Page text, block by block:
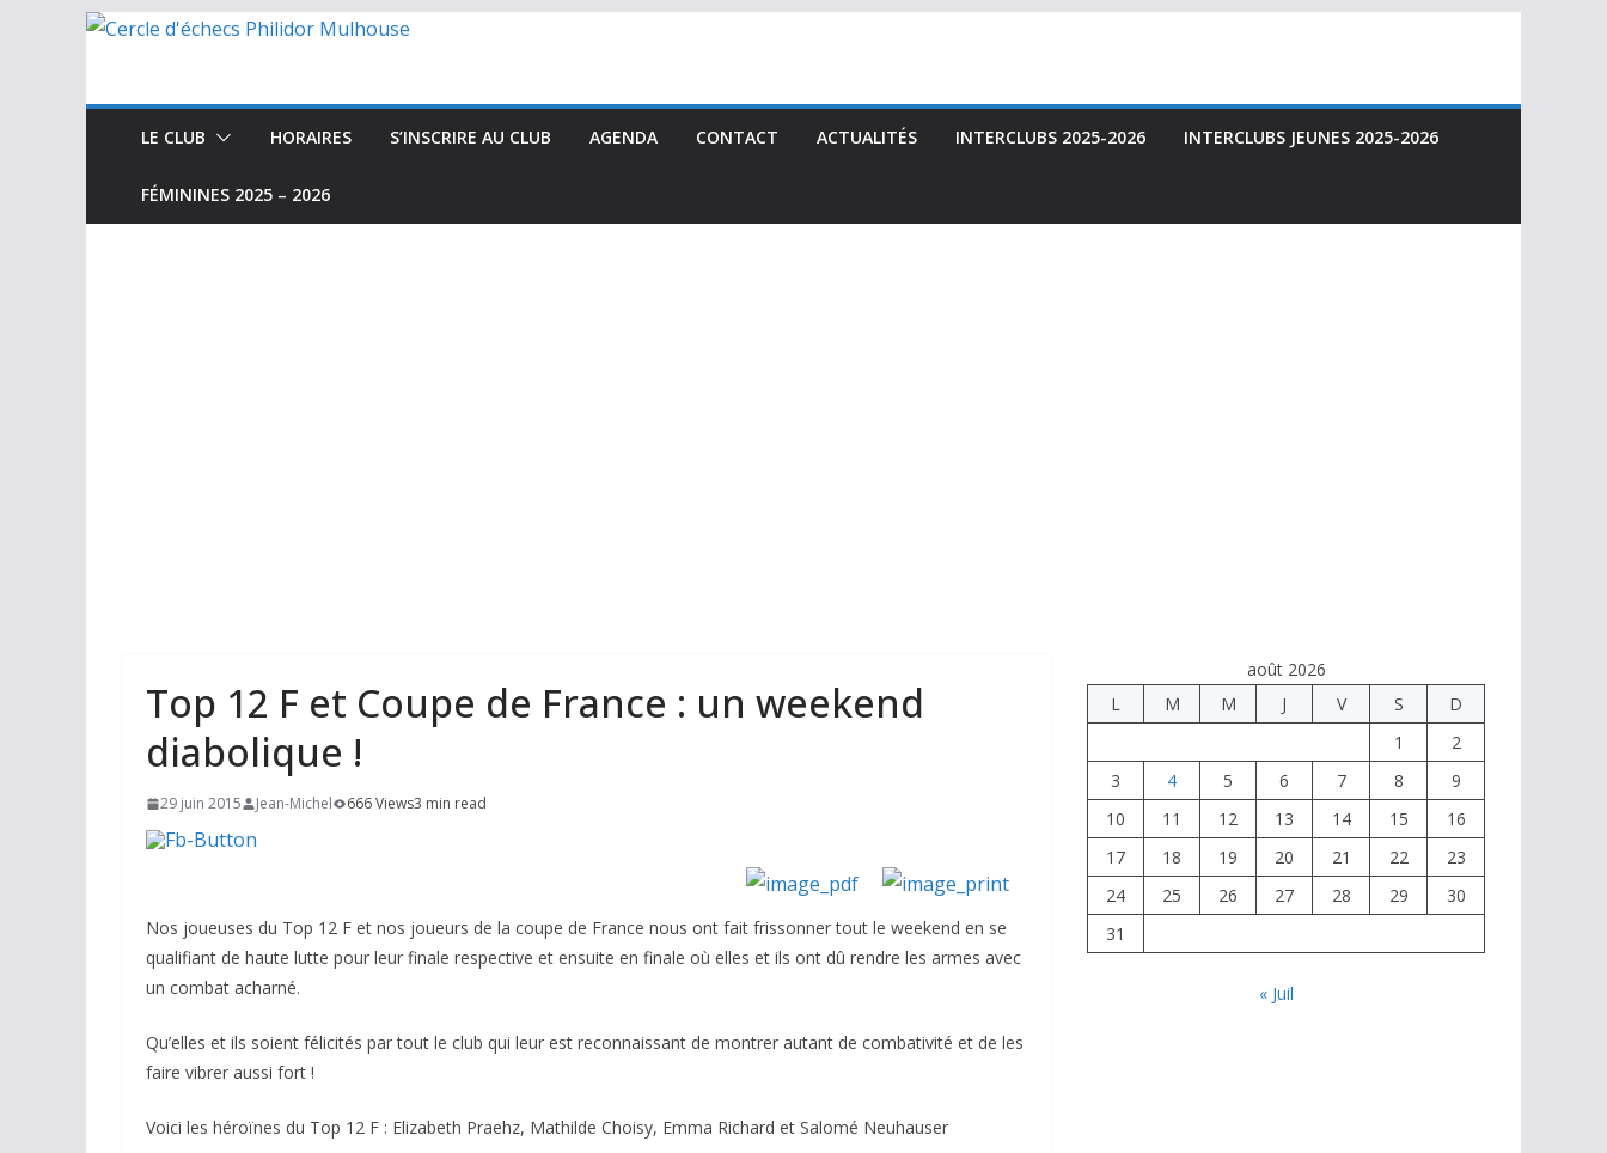
Passer
LE CLUB HORAIRES S’INSCRIRE AU CLUB AGENDA CONTACT ACTUALITÉS INTERCLUBS 2025-2026 INTERCLUBS JEUNES 2025-2026
FÉMININES 2025 – 2026
Top 12 F et Coupe de France : un weekend
diabolique !
29 juin 2015 Jean-Michel 666 Views3 min read
Nos joueuses du Top 12 F et nos joueurs de la coupe de France nous ont fait frissonner tout le weekend en se
qualifiant de haute lutte pour leur finale respective et ensuite en finale où elles et ils ont dû rendre les armes avec
un combat acharné.
Qu’elles et ils soient félicités par tout le club qui leur est reconnaissant de montrer autant de combativité et de les
faire vibrer aussi fort !
Voici les héroïnes du Top 12 F : Elizabeth Praehz, Mathilde Choisy, Emma Richard et Salomé Neuhauser
août 2026
L
M M J V S
D
1
2
3
4 5 6 7 8
9
10
11 12 13 14 15
16
17
18 19 20 21 22
23
24
25 26 27 28 29
30
31
« Juil